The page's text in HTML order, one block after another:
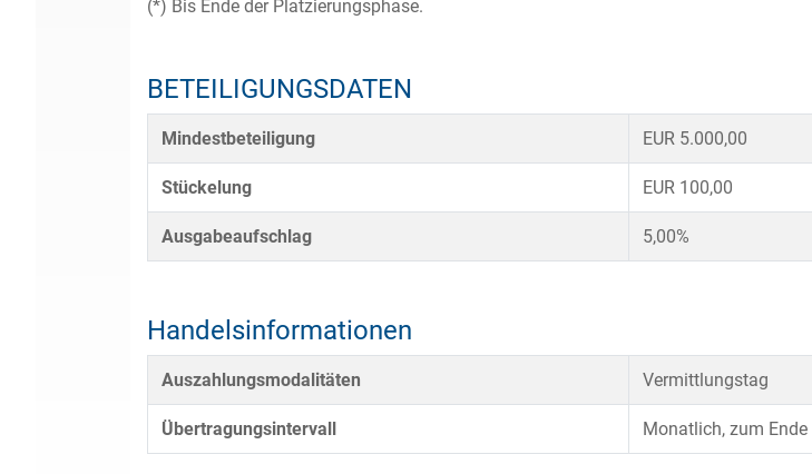
(*) Bis Ende der Platzierungsphase.
BETEILIGUNGSDATEN
Mindestbeteiligung EUR 5.000,00
Stückelung EUR 100,00
Ausgabeaufschlag 5,00%
Handelsinformationen
Auszahlungsmodalitäten Vermittlungstag
Übertragungsintervall Monatlich, zum Ende